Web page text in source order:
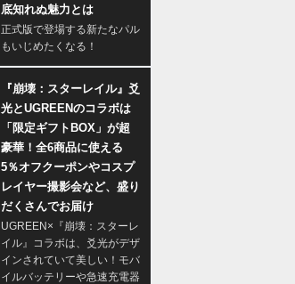
底知れぬ魅力とは
正式版で登場する新たなパル
もいじめたくなる！
『崩壊：スターレイル』爻
光とUGREENのコラボは
「限定ギフトBOX」が超
豪華！全6商品に使える
5％オフクーポンやコスプ
レイヤー撮影会など、盛り
だくさんでお届け
UGREEN×『崩壊：スターレ
イル』コラボは、爻光がデザ
インされていて美しい！モバ
イルバッテリーや急速充電器